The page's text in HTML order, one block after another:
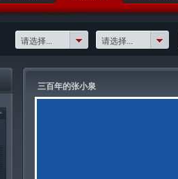
请选择... 请选择...
三百年的张小泉